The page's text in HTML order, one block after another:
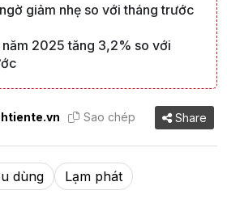
giảm nhẹ so với tháng trước
năm 2025 tăng 3,2% so với
Sao chép Share
dùng
Lạm phát